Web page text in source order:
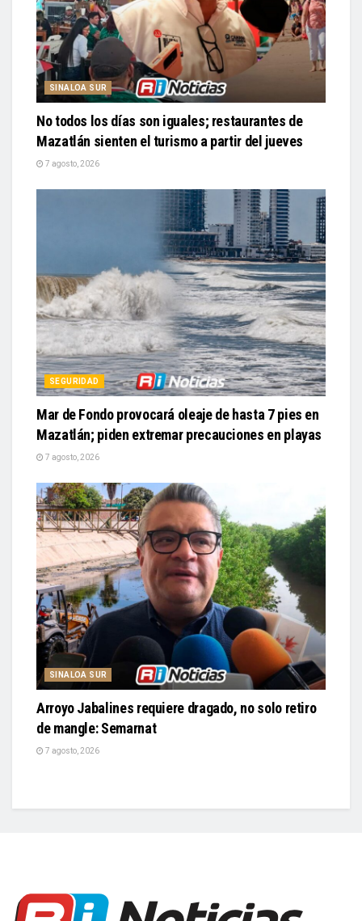
SINALOA SUR
No todos los días son iguales; restaurantes de
Mazatlán sienten el turismo a partir del jueves
7 agosto, 2026
SEGURIDAD
Mar de Fondo provocará oleaje de hasta 7 pies en
Mazatlán; piden extremar precauciones en playas
7 agosto, 2026
SINALOA SUR
Arroyo Jabalines requiere dragado, no solo retiro
de mangle: Semarnat
7 agosto, 2026